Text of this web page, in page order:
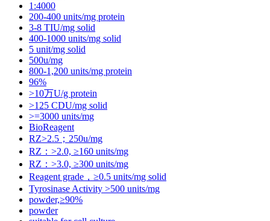
1:4000
200-400 units/mg protein
3-8 TIU/mg solid
400-1000 units/mg solid
5 unit/mg solid
500u/mg
800-1,200 units/mg protein
96%
>10万U/g protein
>125 CDU/mg solid
>=3000 units/mg
BioReagent
RZ>2.5；250u/mg
RZ：>2.0, ≥160 units/mg
RZ：>3.0, ≥300 units/mg
Reagent grade，≥0.5 units/mg solid
Tyrosinase Activity >500 units/mg
powder,≥90%
powder